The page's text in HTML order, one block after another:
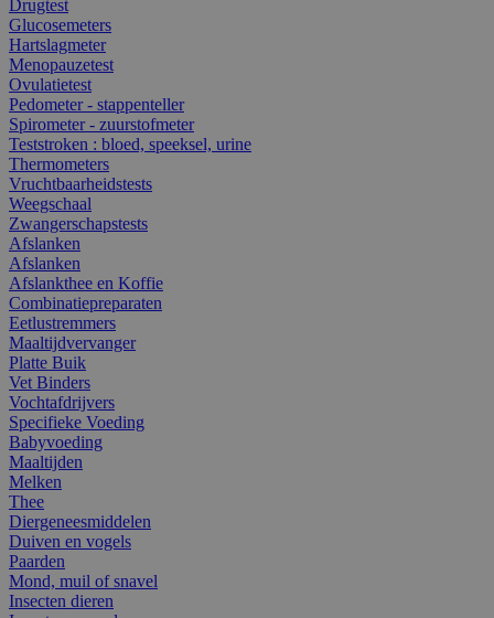
Drugtest
Glucosemeters
Hartslagmeter
Menopauzetest
Ovulatietest
Pedometer - stappenteller
Spirometer - zuurstofmeter
Teststroken : bloed, speeksel, urine
Thermometers
Vruchtbaarheidstests
Weegschaal
Zwangerschapstests
Afslanken
Afslanken
Afslankthee en Koffie
Combinatiepreparaten
Eetlustremmers
Maaltijdvervanger
Platte Buik
Vet Binders
Vochtafdrijvers
Specifieke Voeding
Babyvoeding
Maaltijden
Melken
Thee
Diergeneesmiddelen
Duiven en vogels
Paarden
Mond, muil of snavel
Insecten dieren